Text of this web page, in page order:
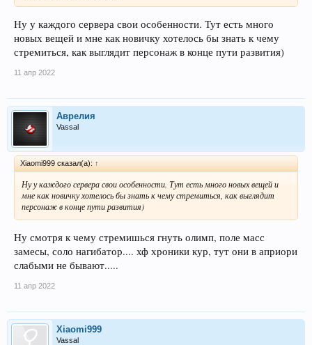
Ну у каждого сервера свои особенности. Тут есть много
новых вещей и мне как новичку хотелось бы знать к чему
стремиться, как выглядит персонаж в конце пути развития)
11 апр 2022
Аврелия
Vassal
Xiaomi999 сказал(а): ↑
Ну у каждого сервера свои особенности. Тут есть много новых вещей и
мне как новичку хотелось бы знать к чему стремиться, как выглядит
персонаж в конце пути развития)
Ну смотря к чему стремишься гнуть олимп, поле масс
замесы, соло нагибатор.... хф хроники кур, тут они в априори
слабыми не бывают.....
11 апр 2022
Xiaomi999
Vassal